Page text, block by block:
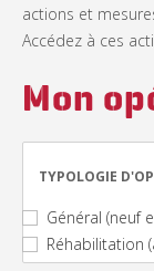
actions et
Accédez à ces
Mon
TYPOLOGIE
Général (neuf
Réhabilitation